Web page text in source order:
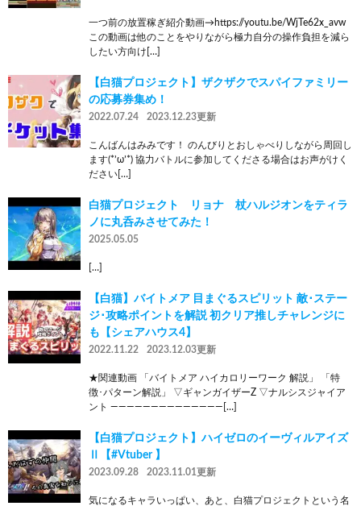
一つ前の放置稼ぎ紹介動画→https://youtu.be/WjTe62x_avw
この動画は他のことをやりながら極力自分の操作負担を減ら
したい方向け[…]
【白猫プロジェクト】ザクザクでスパイファミリー
の応募券集め！
2022.07.24 2023.12.23更新
こんばんはみみです！ のんびりとおしゃべりしながら周回し
ます(*’ω’*) 協力バトルに参加してくださる場合はお声がけく
ださい[…]
白猫プロジェクト リョナ 杖ハルジオンをティラ
ノに丸呑みさせてみた！
2025.05.05
[…]
【白猫】バイトメア 目まぐるスピリット 敵･ステー
ジ･攻略ポイントを解説 初クリア推しチャレンジに
も【シェアハウス4】
2022.11.22 2023.12.03更新
★関連動画 「バイトメア ハイカロリーワーク 解説」 「特
徴･パターン解説」 ▽ギャンガイザーZ ▽ナルシスジャイア
ント ――――――――――――――[…]
【白猫プロジェクト】ハイゼロのイーヴィルアイズ
Ⅱ【#Vtuber 】
2023.09.28 2023.11.01更新
気になるキャラいっぱい、あと、白猫プロジェクトという名